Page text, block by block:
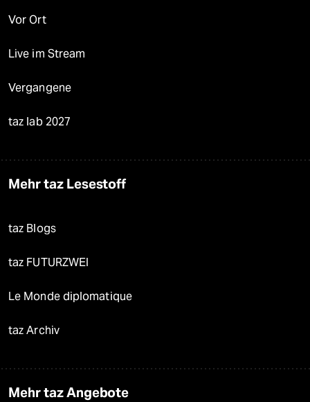
Vor Ort
Live im Stream
Vergangene
taz lab 2027
Mehr taz Lesestoff
taz Blogs
taz FUTURZWEI
Le Monde diplomatique
taz Archiv
Mehr taz Angebote